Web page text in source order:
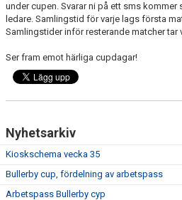
under cupen. Svarar ni på ett sms
ledare. Samlingstid för varje lags första
Samlingstider inför resterande matcher tar
Ser fram emot härliga cupdagar!
Nyhetsarkiv
Kioskschema vecka 35
Bullerby cup, fördelning av arbetspass
Arbetspass Bullerby cyp